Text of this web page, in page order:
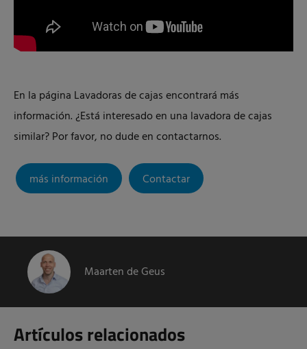
En la página Lavadoras de cajas encontrará más
información. ¿Está interesado en una lavadora de cajas
similar? Por favor, no dude en contactarnos.
más información Contactar
Maarten de Geus
Artículos relacionados